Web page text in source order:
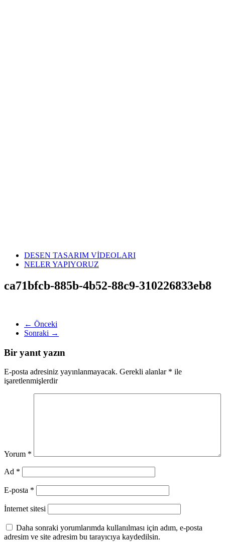
DESEN TASARIM VİDEOLARI
NELER YAPIYORUZ
ca71bfcb-885b-4b52-88c9-310226833eb8
← Önceki
Sonraki →
Bir yanıt yazın
E-posta adresiniz yayınlanmayacak. Gerekli alanlar * ile
işaretlenmişlerdir
Yorum *
Ad *
E-posta *
İnternet sitesi
Daha sonraki yorumlarımda kullanılması için adım, e-posta
adresim ve site adresim bu tarayıcıya kaydedilsin.